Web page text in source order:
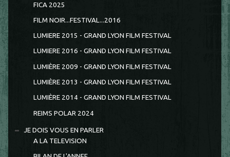
FICA 2025
FILM NOIR...FESTIVAL...2016
LUMIERE 2015 - GRAND LYON FILM FESTIVAL
LUMIERE 2016 - GRAND LYON FILM FESTIVAL
LUMIÈRE 2009 - GRAND LYON FILM FESTIVAL
LUMIÈRE 2013 - GRAND LYON FILM FESTIVAL
LUMIÈRE 2014 - GRAND LYON FILM FESTIVAL
REIMS POLAR 2024
JE DOIS VOUS EN PARLER
A LA TELEVISION